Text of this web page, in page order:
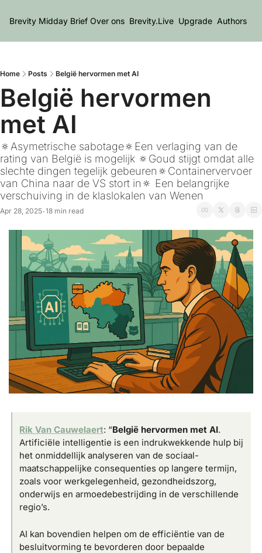
Brevity Midday Brief Over ons Brevity.Live Upgrade Authors
Home Posts België hervormen met AI
België hervormen
met AI
🔅Asymetrische sabotage🔅Een verlaging van de
rating van België is mogelijk 🔅Goud stijgt omdat alle
slechte dingen tegelijk gebeuren🔅Containervervoer
van China naar de VS stort in🔅 Een belangrijke
verschuiving in de klaslokalen van Wenen
Apr 28, 2025•18 min read
Rik Van Cauwelaert: “België hervormen met AI.
Artificiële intelligentie is een indrukwekkende hulp bij
het onmiddellijk analyseren van de sociaal-
maatschappelijke consequenties op langere termijn,
zoals voor werkgelegenheid, gezondheidszorg,
onderwijs en armoedebestrijding in de verschillende
regio’s.
AI kan bovendien helpen om de efficiëntie van de
besluitvorming te bevorderen door bepaalde